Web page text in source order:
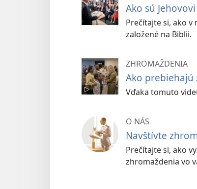
Ako sú
Prečítajte si, ako v
založené na Biblii.
ZHROMAŽDENIA
Ako prebiehajú
Vďaka tomuto
O NÁS
Navštívte
Prečítajte si, ako
zhromaždenia vo